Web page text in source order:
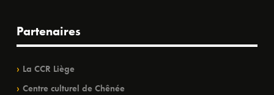
Partenaires
La CCR Liège
Centre culturel de Chênée